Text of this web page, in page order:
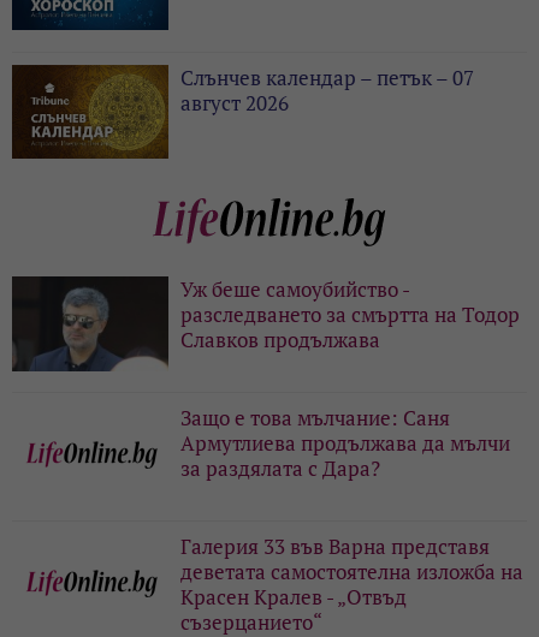
Слънчев календар – петък – 07
август 2026
Уж беше самоубийство -
разследването за смъртта на Тодор
Славков продължава
Защо е това мълчание: Саня
Армутлиева продължава да мълчи
за раздялата с Дара?
Галерия 33 във Варна представя
деветата самостоятелна изложба на
Красен Кралев - „Отвъд
съзерцанието“